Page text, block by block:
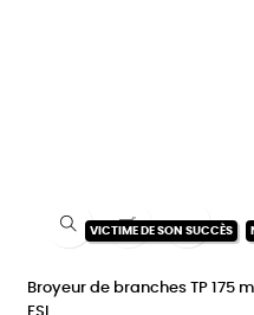
VICTIME DE SON SUCCÈS

Broyeur de branches TP 175
FSI